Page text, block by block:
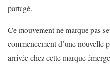
partagé.
Ce mouvement ne marque pas
commencement d’une nouvelle
arrivée chez cette marque